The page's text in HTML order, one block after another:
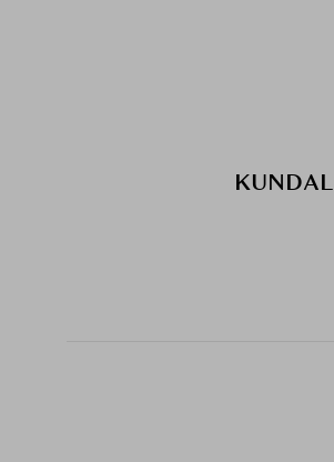
KUNDAL